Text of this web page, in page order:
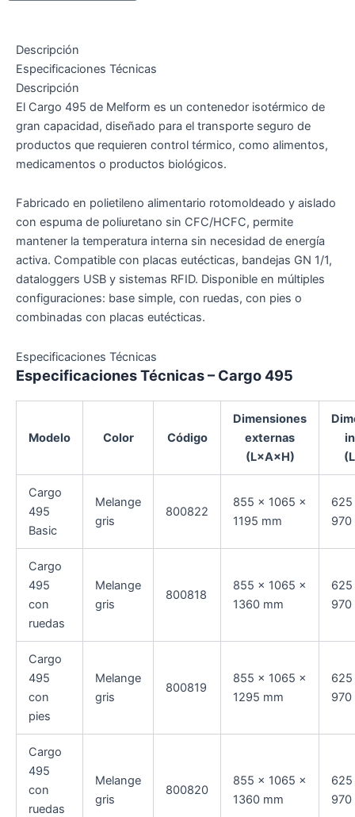
Descripción
Especificaciones Técnicas
Descripción
El Cargo 495 de Melform es un contenedor isotérmico de
gran capacidad, diseñado para el transporte seguro de
productos que requieren control térmico, como alimentos,
medicamentos o productos biológicos.
Fabricado en polietileno alimentario rotomoldeado y aislado
con espuma de poliuretano sin CFC/HCFC, permite
mantener la temperatura interna sin necesidad de energía
activa. Compatible con placas eutécticas, bandejas GN 1/1,
dataloggers USB y sistemas RFID. Disponible en múltiples
configuraciones: base simple, con ruedas, con pies o
combinadas con placas eutécticas.
Especificaciones Técnicas
Especificaciones Técnicas – Cargo 495
Modelo Color Código
Dimensiones
externas
(L×A×H)
Cargo
495
Basic
Melange
gris
800822
855 × 1065 ×
1195 mm
970
Cargo
495
con
ruedas
Melange
gris
800818
855 × 1065 ×
1360 mm
970
Cargo
495
con
pies
Melange
gris
800819
855 × 1065 ×
1295 mm
970
Cargo
495
con
ruedas
Melange
gris
800820
855 × 1065 ×
1360 mm
970